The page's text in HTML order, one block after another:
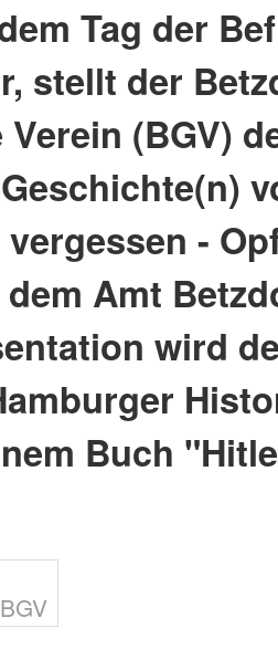
Tag der
stellt der
(BGV)
-
Amt
wird
Buch